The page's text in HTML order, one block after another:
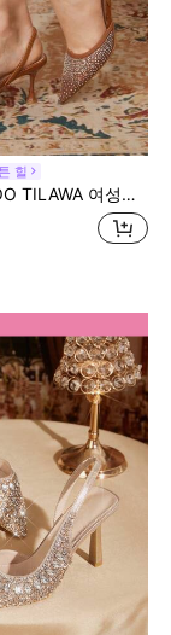
힐
끝 메쉬 & 라인 스톤 싱글 스트랩 플랫슈즈, 일상 착용용 캐주얼